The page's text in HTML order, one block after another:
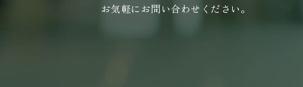
お気軽にお問い合わせください｡